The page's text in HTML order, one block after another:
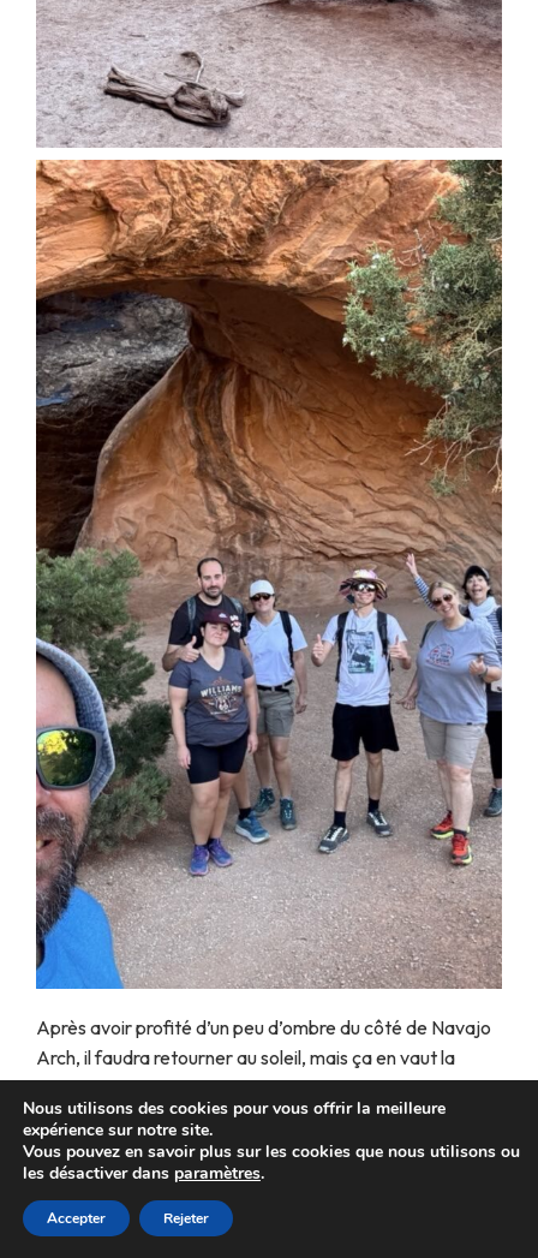
Après avoir profité d’un peu d’ombre du côté de Navajo
Arch, il faudra retourner au soleil, mais ça en vaut la
peine !!! Il y aura une nouvelle partie de randonnée sur une
langue de slick rock. De là, le paysage est sublime avec
une vue à 360° !! Alors ne boudez pas votre plaisir !!!
Nous utilisons des cookies pour vous offrir la meilleure
expérience sur notre site.
Vous pouvez en savoir plus sur les cookies que nous utilisons ou
les désactiver dans paramètres.
Accepter Rejeter